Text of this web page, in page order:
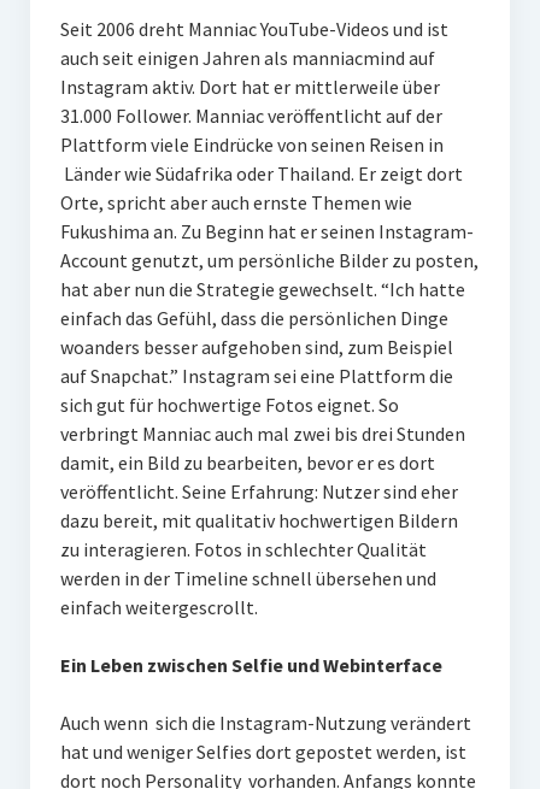
Seit 2006 dreht Manniac YouTube-Videos und ist
auch seit einigen Jahren als manniacmind auf
Instagram aktiv. Dort hat er mittlerweile über
31.000 Follower. Manniac veröffentlicht auf der
Plattform viele Eindrücke von seinen Reisen in
Länder wie Südafrika oder Thailand. Er zeigt dort
Orte, spricht aber auch ernste Themen wie
Fukushima an. Zu Beginn hat er seinen Instagram-
Account genutzt, um persönliche Bilder zu posten,
hat aber nun die Strategie gewechselt. “Ich hatte
einfach das Gefühl, dass die persönlichen Dinge
woanders besser aufgehoben sind, zum Beispiel
auf Snapchat.” Instagram sei eine Plattform die
sich gut für hochwertige Fotos eignet. So
verbringt Manniac auch mal zwei bis drei Stunden
damit, ein Bild zu bearbeiten, bevor er es dort
veröffentlicht. Seine Erfahrung: Nutzer sind eher
dazu bereit, mit qualitativ hochwertigen Bildern
zu interagieren. Fotos in schlechter Qualität
werden in der Timeline schnell übersehen und
einfach weitergescrollt.
Ein Leben zwischen Selfie und Webinterface
Auch wenn sich die Instagram-Nutzung verändert
hat und weniger Selfies dort gepostet werden, ist
dort noch Personality vorhanden. Anfangs konnte